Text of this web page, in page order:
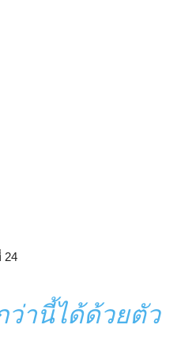
24
ว่านี้ได้ด้วยตัว